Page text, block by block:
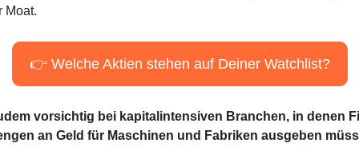
Moat.
👉 Welche Aktien stehen auf Deiner Watchlist?
vorsichtig bei kapitalintensiven Branchen, in denen
an Geld für Maschinen und Fabriken ausgeben